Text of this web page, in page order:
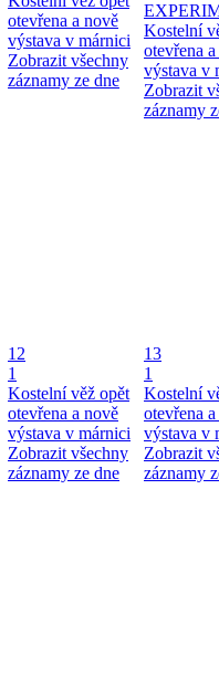
otevřena a nově
výstava v márnici
Zobrazit všechny
záznamy ze dne
Kostelní
otevřena
výstava v
Zobrazit
záznamy
12
1
Kostelní věž opět
otevřena a nově
výstava v márnici
Zobrazit všechny
záznamy ze dne
13
1
Kostelní
otevřena
výstava v
Zobrazit
záznamy